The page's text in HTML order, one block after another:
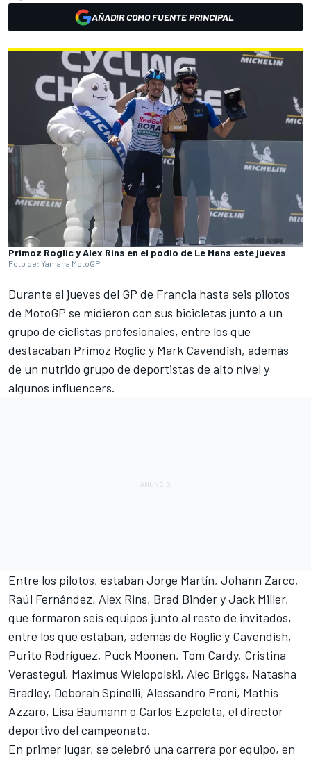
AÑADIR COMO FUENTE PRINCIPAL
Primoz Roglic y Alex Rins en el podio de Le Mans este jueves
Foto de: Yamaha MotoGP
Durante el jueves del GP de Francia hasta seis pilotos
de MotoGP se midieron con sus bicicletas junto a un
grupo de ciclistas profesionales, entre los que
destacaban Primoz Roglic y Mark Cavendish, además
de un nutrido grupo de deportistas de alto nivel y
algunos influencers.
Entre los pilotos, estaban Jorge Martín, Johann Zarco,
Raúl Fernández, Alex Rins, Brad BinderyJack Miller,
que formaron seis equipos junto al resto de invitados,
entre los que estaban, además de Roglic y Cavendish,
Purito Rodríguez, Puck Moonen, Tom Cardy, Cristina
Verastegui, Maximus Wielopolski, Alec Briggs, Natasha
Bradley, Deborah Spinelli, Alessandro Proni, Mathis
Azzaro, Lisa Baumann o Carlos Ezpeleta, el director
deportivo del campeonato.
En primer lugar, se celebró una carrera por equipo, en